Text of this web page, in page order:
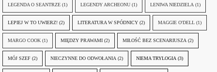
LEGENDA O SEANTRZE (1) LEGENDY ARCHEONU (1) LENIWA NIEDZIELA (1)
LEPIEJ W TO UWIERZ! (2) LITERATURA W SPÓDNICY (2) MAGGIE O'DELL (1)
MARGO COOK (1) MIĘDZY PRAWAMI (2) MIŁOŚĆ BEZ SCENARIUSZA (2)
MÓJ SZEF (2) NIECZYNNE DO ODWOŁANIA (2) NIEMA TRYLOGIA (3)